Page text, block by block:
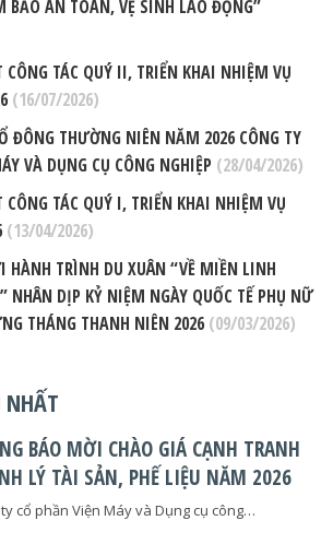
BẢO AN TOÀN, VỆ SINH LAO ĐỘNG”
CÔNG TÁC QUÝ II, TRIỂN KHAI NHIỆM VỤ
(16/07/2026)
ĐÔNG THƯỜNG NIÊN NĂM 2026 CÔNG TY
VÀ DỤNG CỤ CÔNG NGHIỆP (28/04/2026)
CÔNG TÁC QUÝ I, TRIỂN KHAI NHIỆM VỤ
(13/04/2026)
HÀNH TRÌNH DU XUÂN “VỀ MIỀN LINH
NHÂN DỊP KỶ NIỆM NGÀY QUỐC TẾ PHỤ NỮ
THÁNG THANH NIÊN 2026 (09/03/2026)
BÁO MỜI CHÀO GIÁ CẠNH TRANH
LÝ TÀI SẢN, PHẾ LIỆU NĂM 2026
cổ phần Viện Máy và Dụng cụ công…